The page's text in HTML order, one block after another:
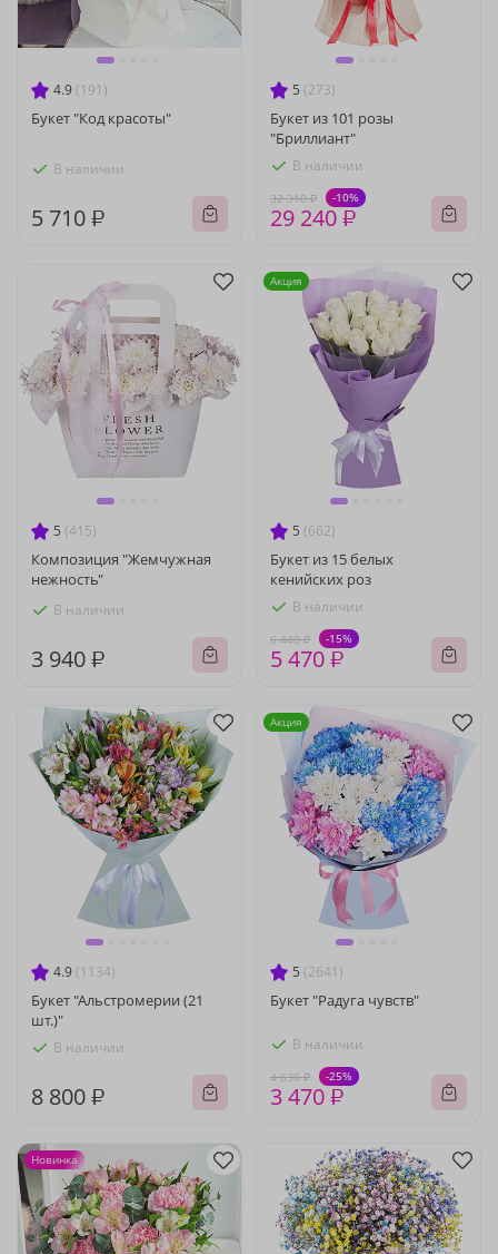
4.9 (191)
Букет "Код красоты"
В наличии
5 710 ₽
5 (273)
Букет из 101 розы
"Бриллиант"
В наличии
32 310 ₽ -10%
29 240 ₽
5 (415)
Композиция "Жемчужная
нежность"
В наличии
3 940 ₽
5 (662)
Букет из 15 белых
кенийских роз
В наличии
6 440 ₽ -15%
5 470 ₽
Акция
4.9 (1134)
Букет "Альстромерии (21
шт.)"
В наличии
8 800 ₽
5 (2641)
Букет "Радуга чувств"
В наличии
4 630 ₽ -25%
3 470 ₽
Акция
Новинка